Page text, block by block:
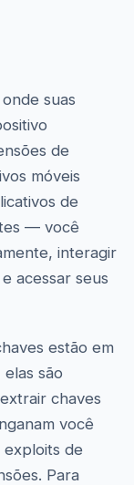
suas
de
móveis
de
— você
interagir
acessar seus
estão em
são
chaves
você
exploits de
Para